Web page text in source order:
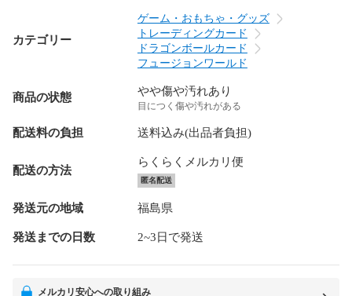
カテゴリー
ゲーム・おもちゃ・グッズ
トレーディングカード
ドラゴンボールカード
フュージョンワールド
商品の状態 やや傷や汚れあり
目につく傷や汚れがある
配送料の負担 送料込み(出品者負担)
配送の方法
らくらくメルカリ便
匿名配送
発送元の地域 福島県
発送までの日数 2~3日で発送
メルカリ安心への取り組み